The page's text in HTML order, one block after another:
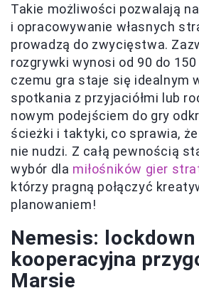
Takie możliwości pozwalają
i opracowywanie własnych
prowadzą do zwycięstwa.
rozgrywki wynosi od 90 do
czemu gra staje się idealnym
spotkania z przyjaciółmi lub
nowym podejściem do gry
ścieżki i taktyki, co sprawia,
nie nudzi. Z całą pewnością
wybór dla miłośników gier
którzy pragną połączyć
planowaniem!
Nemesis: lockdown
kooperacyjna
Marsie